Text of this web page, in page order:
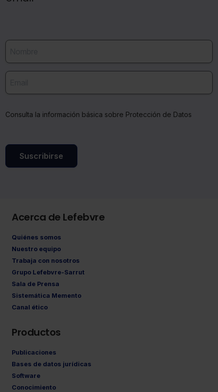
Consulta la información básica sobre Protección de Datos
Suscribirse
Acerca de Lefebvre
Quiénes somos
Nuestro equipo
Trabaja con nosotros
Grupo Lefebvre-Sarrut
Sala de Prensa
Sistemática Memento
Canal ético
Productos
Publicaciones
Bases de datos jurídicas
Software
Conocimiento